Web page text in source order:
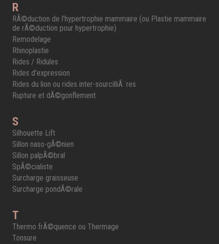
R
RÃ©duction de l'hypertrophie mammaire (ou Plastie mammaire
de rÃ©duction pour hypertrophie)
Remodelage
Rhinoplastie
Rides / Ridules
Rides d'expression
Rides du lion ou rides inter-sourcilliÃ¨res
Rupture et dÃ©gonflement
S
Silhouette Lift
Sillon naso-gÃ©nien
Sillon palpÃ©bral
SpÃ©cialiste
Surcharge graisseuse
Surcharge pondÃ©rale
T
Thermo frÃ©quence ou Thermage
Tonsure